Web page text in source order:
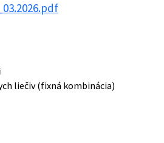
liečiv (fixná kombinácia)